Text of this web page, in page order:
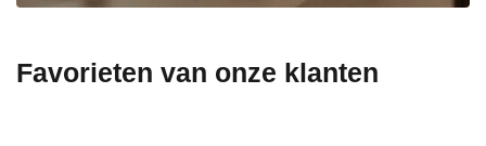
Favorieten van onze klanten